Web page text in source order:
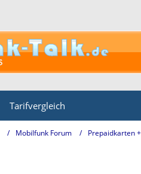
Tarifvergleich
Mobilfunk Forum Prepaidkarten